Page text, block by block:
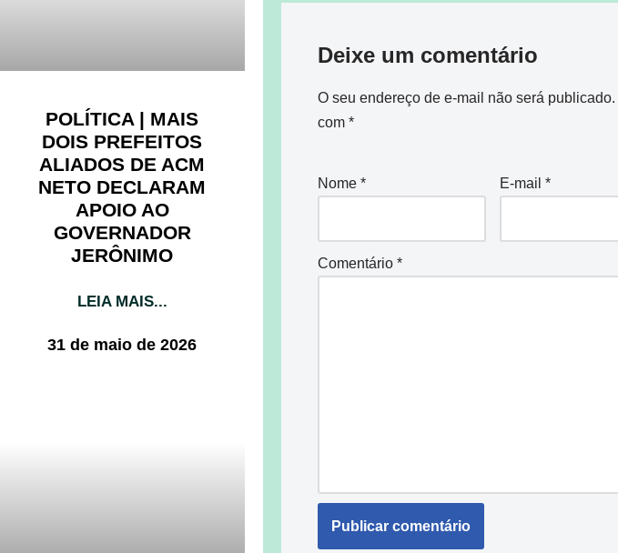
POLÍTICA | MAIS
DOIS PREFEITOS
ALIADOS DE ACM
NETO DECLARAM
APOIO AO
GOVERNADOR
JERÔNIMO
LEIA MAIS...
31 de maio de 2026
Deixe um comentário
O seu endereço de e-mail não será publicado.
com *
Nome * E-mail *
Comentário *